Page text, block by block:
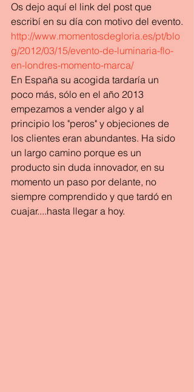
Os dejo aquí el link del post que
escribí en su día con motivo del evento.
http://www.momentosdegloria.es/pt/blo
g/2012/03/15/evento-de-luminaria-flo-
en-londres-momento-marca/
En España su acogida tardaría un
poco más, sólo en el año 2013
empezamos a vender algo y al
principio los "peros" y objeciones de
los clientes eran abundantes. Ha sido
un largo camino porque es un
producto sin duda innovador, en su
momento un paso por delante, no
siempre comprendido y que tardó en
cuajar....hasta llegar a hoy.